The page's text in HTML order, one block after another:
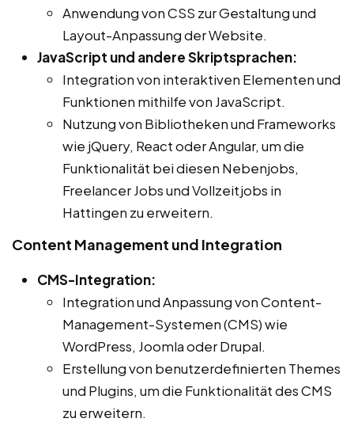
Anwendung von CSS zur Gestaltung und
Layout-Anpassung der Website.
JavaScript und andere Skriptsprachen:
Integration von interaktiven Elementen und
Funktionen mithilfe von JavaScript.
Nutzung von Bibliotheken und Frameworks
wie jQuery, React oder Angular, um die
Funktionalität bei diesen Nebenjobs,
Freelancer Jobs und Vollzeitjobs in
Hattingen zu erweitern.
Content Management und Integration
CMS-Integration:
Integration und Anpassung von Content-
Management-Systemen (CMS) wie
WordPress, Joomla oder Drupal.
Erstellung von benutzerdefinierten Themes
und Plugins, um die Funktionalität des CMS
zu erweitern.